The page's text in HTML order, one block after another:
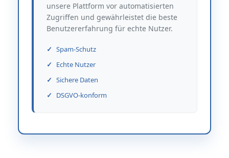
unsere Plattform vor automatisierten
Zugriffen und gewährleistet die beste
Benutzererfahrung für echte Nutzer.
Spam-Schutz
Echte Nutzer
Sichere Daten
DSGVO-konform